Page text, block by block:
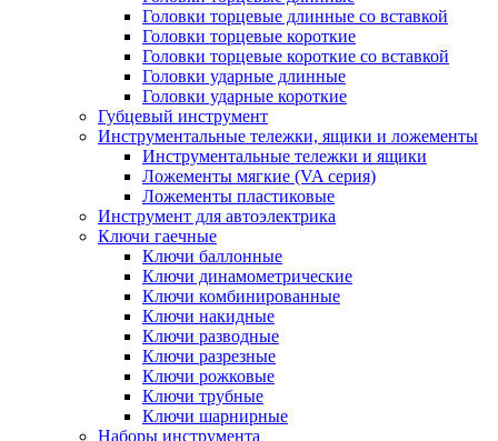
Головки торцевые длинные со вставкой
Головки торцевые короткие
Головки торцевые короткие со вставкой
Головки ударные длинные
Головки ударные короткие
Губцевый инструмент
Инструментальные тележки, ящики и ложементы
Инструментальные тележки и ящики
Ложементы мягкие (VA серия)
Ложементы пластиковые
Инструмент для автоэлектрика
Ключи гаечные
Ключи баллонные
Ключи динамометрические
Ключи комбинированные
Ключи накидные
Ключи разводные
Ключи разрезные
Ключи рожковые
Ключи трубные
Ключи шарнирные
Наборы инструмента